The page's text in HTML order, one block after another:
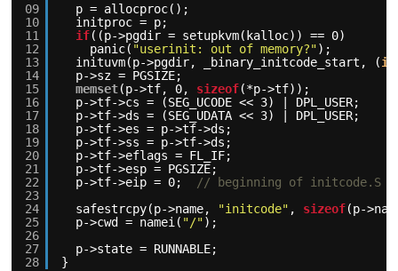
09
10
11
12
13
14
15
16
17
18
19
20
21
22
23
24
25
26
27
28
p = allocproc();
initproc = p;
if((p->pgdir = setupkvm(kalloc)) == 0)
panic( "userinit: out of memory?");
inituvm(p->pgdir, _binary_initcode_start, (
p->sz = PGSIZE;
memset(p->tf, 0, sizeof(*p->tf));
p->tf->cs = (SEG_UCODE << 3) | DPL_USER;
p->tf->ds = (SEG_UDATA << 3) | DPL_USER;
p->tf->es = p->tf->ds;
p->tf->ss = p->tf->ds;
p->tf->eflags = FL_IF;
p->tf->esp = PGSIZE;
p->tf->eip = 0;
// beginning of initcode.S
safestrcpy(p->name,
"initcode" , sizeof(p-
p->cwd = namei( "/");
p->state = RUNNABLE;
}